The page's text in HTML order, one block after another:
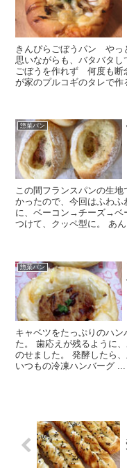
きんぴらごぼうパン やっ
思いながらも、バタバタ
ごぼうを作れず 何度も断
が家のプルコギのタレで作
惣菜パン
この間フランスパンの生
かったので、今回はふわ
に、ベーコン→チーズ→ベ
つけて、クッペ型に。 あ
惣菜パン
キャベツをたっぷりのハ
た。 歯応えが残るように
のせました。 発酵したら
いつもの冷凍ハンバーグ ...